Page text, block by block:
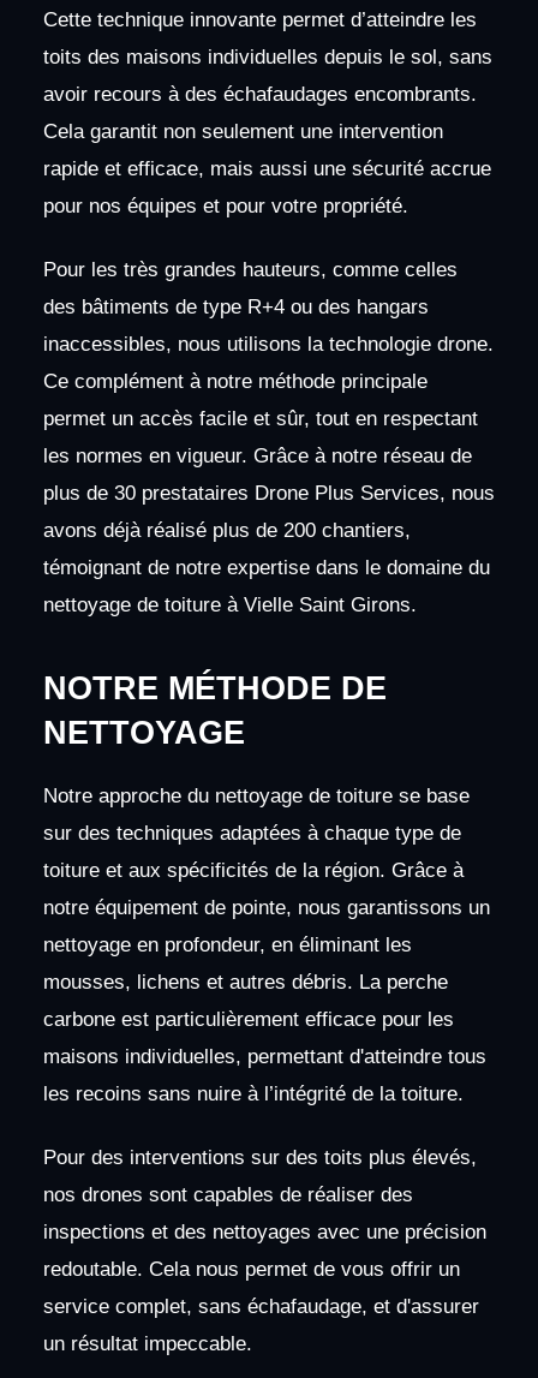
Cette technique innovante permet d’atteindre les
toits des maisons individuelles depuis le sol, sans
avoir recours à des échafaudages encombrants.
Cela garantit non seulement une intervention
rapide et efficace, mais aussi une sécurité accrue
pour nos équipes et pour votre propriété.
Pour les très grandes hauteurs, comme celles
des bâtiments de type R+4 ou des hangars
inaccessibles, nous utilisons la technologie drone.
Ce complément à notre méthode principale
permet un accès facile et sûr, tout en respectant
les normes en vigueur. Grâce à notre réseau de
plus de 30 prestataires Drone Plus Services, nous
avons déjà réalisé plus de 200 chantiers,
témoignant de notre expertise dans le domaine du
nettoyage de toiture à Vielle Saint Girons.
NOTRE MÉTHODE DE
NETTOYAGE
Notre approche du nettoyage de toiture se base
sur des techniques adaptées à chaque type de
toiture et aux spécificités de la région. Grâce à
notre équipement de pointe, nous garantissons un
nettoyage en profondeur, en éliminant les
mousses, lichens et autres débris. La perche
carbone est particulièrement efficace pour les
maisons individuelles, permettant d'atteindre tous
les recoins sans nuire à l’intégrité de la toiture.
Pour des interventions sur des toits plus élevés,
nos drones sont capables de réaliser des
inspections et des nettoyages avec une précision
redoutable. Cela nous permet de vous offrir un
service complet, sans échafaudage, et d'assurer
un résultat impeccable.